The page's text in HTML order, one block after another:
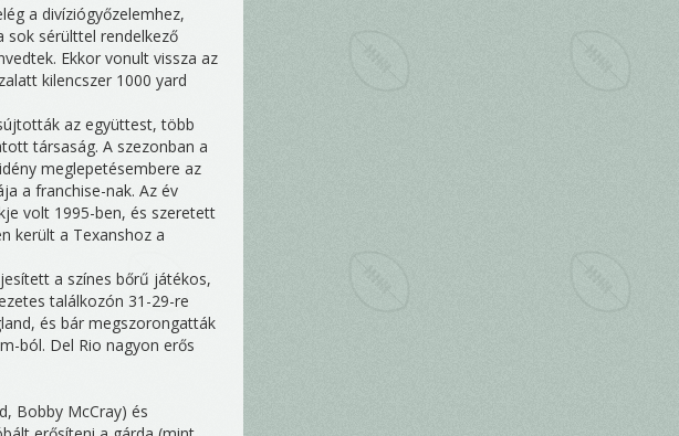
a divíziógyőzelemhez,
sok sérülttel rendelkező
Ekkor vonult vissza az
kilencszer 1000 yard
az együttest, több
társaság. A szezonban a
meglepetésembere az
a franchise-nak. Az év
volt 1995-ben, és szeretett
került a Texanshoz a
a színes bőrű játékos,
találkozón 31-29-re
és bár megszorongatták
ból. Del Rio nagyon erős
Bobby McCray) és